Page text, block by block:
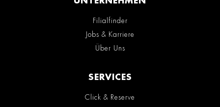
Filialfinder
Jobs & Karriere
Über Uns
SERVICES
Click & Reserve